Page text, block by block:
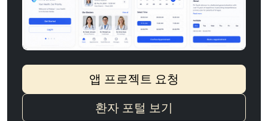
앱 프로젝트 요청
환자 포털 보기